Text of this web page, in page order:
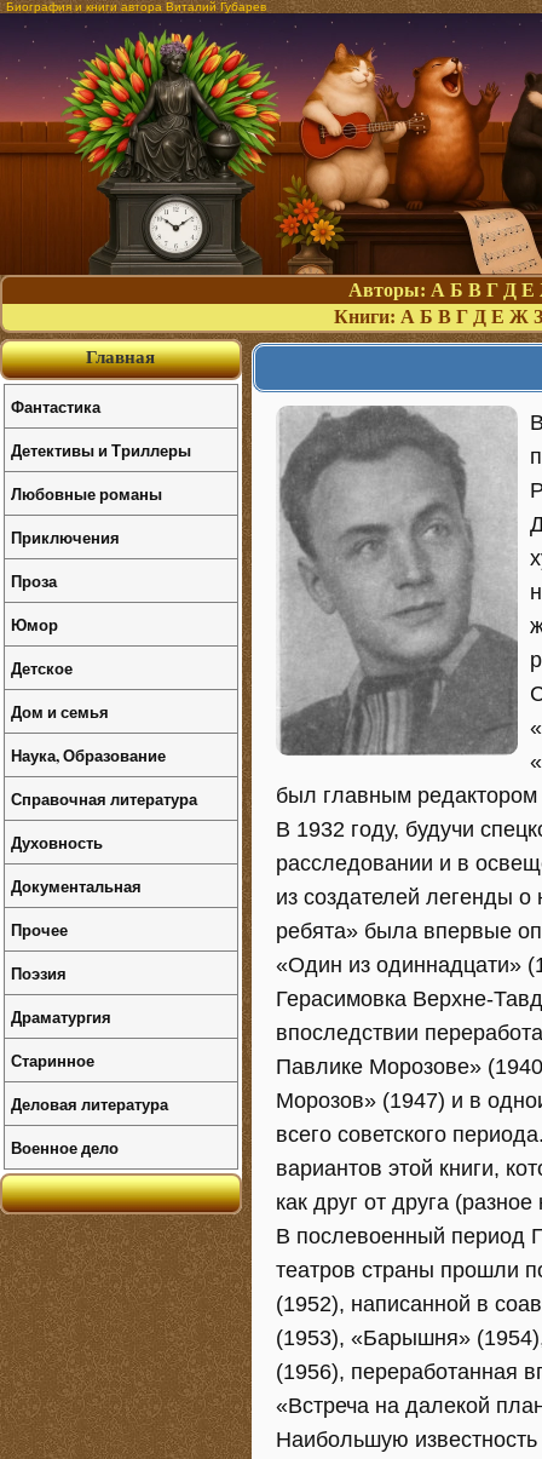
Биография и книги автора Виталий Губарев
Авторы: А Б В Г Д Е
Книги: А Б В Г Д Е Ж З
был главным
В 1932 году, будучи
расследовании и в
из создателей легенды
ребята» была впервые
«Один из одиннадцати»
Герасимовка Верхне-
впоследствии
Павлике Морозове»
Морозов» (1947) и в
всего советского
вариантов этой книги,
как друг от друга
В послевоенный период
театров страны прошли
(1952), написанной в
(1953), «Барышня»
(1956), переработанная
«Встреча на далекой
Наибольшую известность
Главная
Фантастика
Детективы и Триллеры
Любовные романы
Приключения
Проза
Юмор
Детское
Дом и семья
Наука, Образование
Справочная литература
Духовность
Документальная
Прочее
Поэзия
Драматургия
Старинное
Деловая литература
Военное дело